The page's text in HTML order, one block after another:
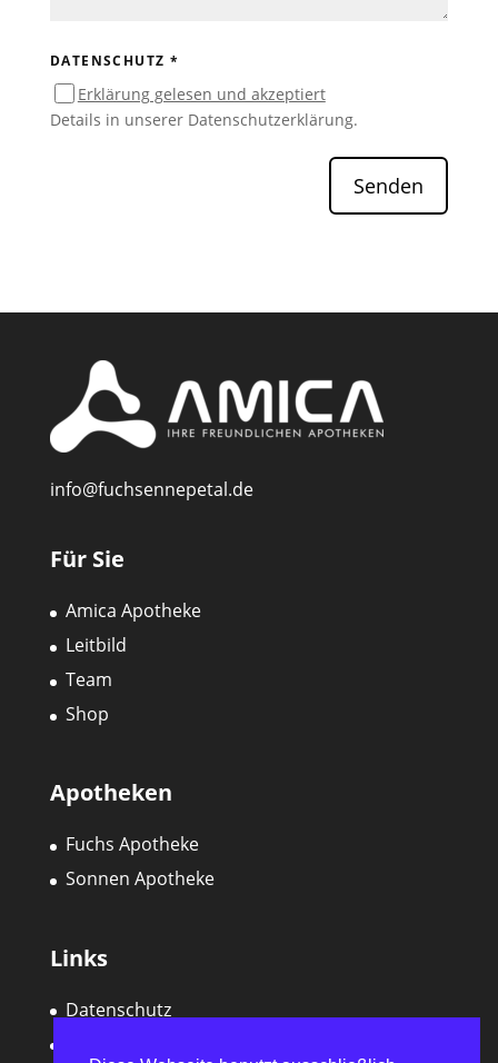
DATENSCHUTZ *
Erklärung gelesen und akzeptiert
Details in unserer Datenschutzerklärung.
Senden
info@fuchsennepetal.de
Für Sie
Amica Apotheke
Leitbild
Team
Shop
Apotheken
Fuchs Apotheke
Sonnen Apotheke
Links
Datenschutz